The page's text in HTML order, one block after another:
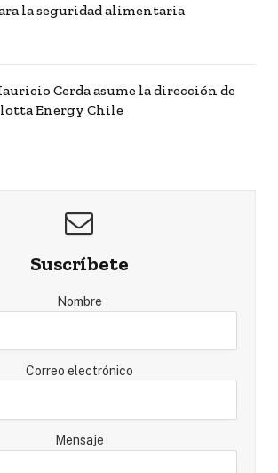
la seguridad alimentaria
Cerda asume la dirección de
Energy Chile
Suscríbete
Nombre
Correo electrónico
Mensaje